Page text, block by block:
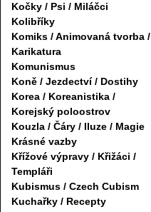
Kočky / Psi / Miláčci
Kolibříky
Komiks / Animovaná tvorba /
Karikatura
Komunismus
Koně / Jezdectví / Dostihy
Korea / Koreanistika /
Korejský poloostrov
Kouzla / Čáry / Iluze / Magie
Krásné vazby
Křížové výpravy / Křižáci /
Templáři
Kubismus / Czech Cubism
Kuchařky / Recepty